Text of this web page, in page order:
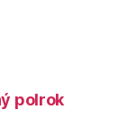
polrok